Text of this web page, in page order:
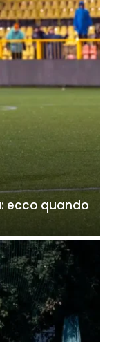
ecco quando